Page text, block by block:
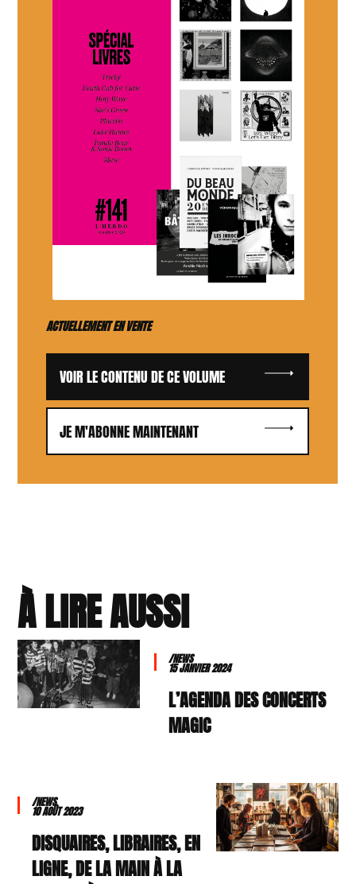
ACTUELLEMENT EN VENTE
VOIR LE CONTENU DE CE VOLUME
JE M'ABONNE MAINTENANT
À LIRE AUSSI
/NEWS
15 JANVIER 2024
L’AGENDA DES CONCERTS
MAGIC
/NEWS
10 AOÛT 2023
DISQUAIRES, LIBRAIRES, EN
LIGNE, DE LA MAIN À LA